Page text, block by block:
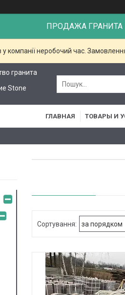
ПРОДАЖА
у компанії неробочий час.
гранита
Stone
ГЛАВНАЯ ТОВАРЫ И